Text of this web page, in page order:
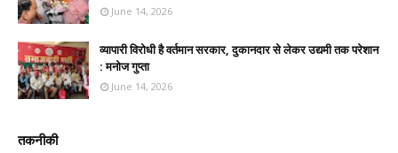
June 14, 2026
व्यापारी विरोधी है वर्तमान सरकार, दुकानदार से लेकर उद्यमी तक परेशान
: मनोज गुप्ता
June 14, 2026
तकनीकी